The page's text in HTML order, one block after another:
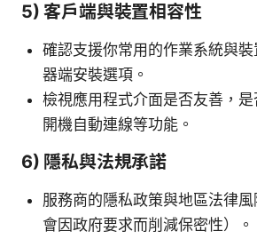
5) 客戶端與裝置相容性
確認支援你常用的作業系統與
器端安裝選項。
檢視應用程式介面是否友善，是
開機自動連線等功能。
6) 隱私與法規承諾
服務商的隱私政策與地區法律
會因政府要求而削減保密性）。